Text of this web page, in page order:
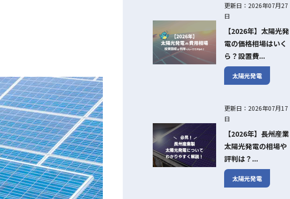
更新日：2026年07月27
日
【2026年】太陽光発
電の価格相場はいく
ら？設置費...
太陽光発電
更新日：2026年07月17
日
【2026年】長州産業
太陽光発電の相場や
評判は？...
太陽光発電